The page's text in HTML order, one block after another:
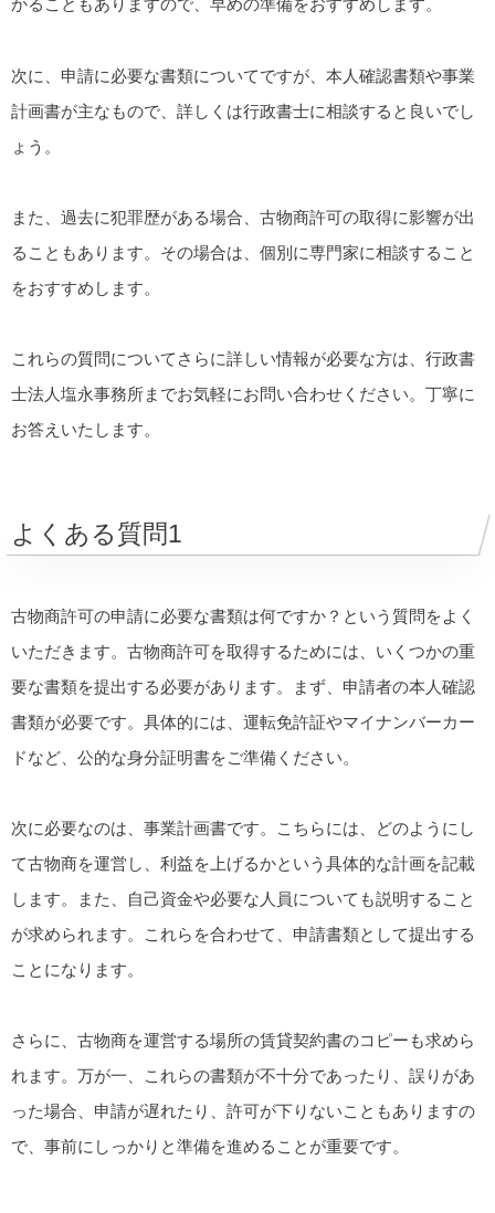
かることもありますので、早めの準備をおすすめします。
次に、申請に必要な書類についてですが、本人確認書類や事業
計画書が主なもので、詳しくは行政書士に相談すると良いでし
ょう。
また、過去に犯罪歴がある場合、古物商許可の取得に影響が出
ることもあります。その場合は、個別に専門家に相談すること
をおすすめします。
これらの質問についてさらに詳しい情報が必要な方は、行政書
士法人塩永事務所までお気軽にお問い合わせください。丁寧に
お答えいたします。
よくある質問1
古物商許可の申請に必要な書類は何ですか？という質問をよく
いただきます。古物商許可を取得するためには、いくつかの重
要な書類を提出する必要があります。まず、申請者の本人確認
書類が必要です。具体的には、運転免許証やマイナンバーカー
ドなど、公的な身分証明書をご準備ください。
次に必要なのは、事業計画書です。こちらには、どのようにし
て古物商を運営し、利益を上げるかという具体的な計画を記載
します。また、自己資金や必要な人員についても説明すること
が求められます。これらを合わせて、申請書類として提出する
ことになります。
さらに、古物商を運営する場所の賃貸契約書のコピーも求めら
れます。万が一、これらの書類が不十分であったり、誤りがあ
った場合、申請が遅れたり、許可が下りないこともありますの
で、事前にしっかりと準備を進めることが重要です。